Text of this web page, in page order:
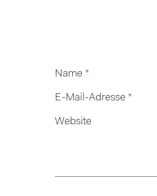
Name *
E-Mail-Adresse *
Website